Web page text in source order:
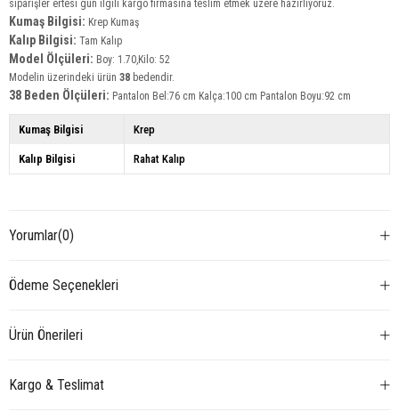
siparişler ertesi gün ilgili kargo firmasına teslim etmek üzere hazırlıyoruz.
Kumaş Bilgisi: Krep Kumaş
Kalıp Bilgisi: Tam Kalıp
Model Ölçüleri: Boy: 1.70,Kilo: 52
Modelin üzerindeki ürün 38 bedendir.
38 Beden Ölçüleri: Pantalon Bel:76 cm Kalça:100 cm Pantalon Boyu:92 cm
Kumaş Bilgisi Krep
Kalıp Bilgisi Rahat Kalıp
Yorumlar(0)
Ödeme Seçenekleri
Ürün Önerileri
Kargo & Teslimat